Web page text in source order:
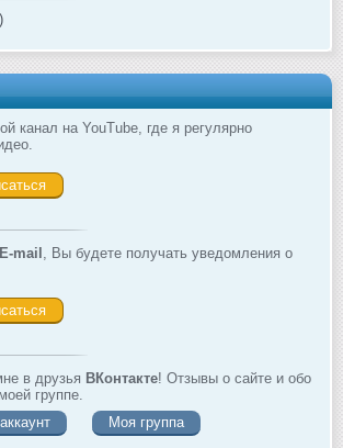
канал на YouTube, где я регулярно
E-mail , Вы будете получать уведомления о
в друзья ВКонтакте! Отзывы о сайте и обо
группе.
Моя группа